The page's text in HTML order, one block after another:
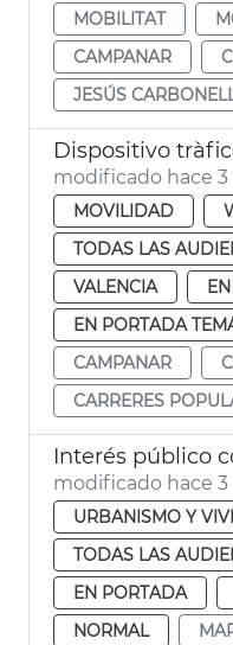
MOBILITAT
CAMPANAR
JESÚS
modificado hace 3
MOVILIDAD
TODAS LAS
VALENCIA
EN PORTADA
CAMPANAR
CARRERES
modificado hace 3
URBANISMO Y
TODAS LAS
EN PORTADA
NORMAL